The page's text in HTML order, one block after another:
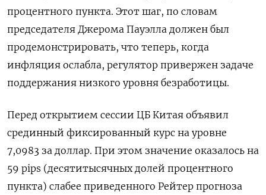
процентного пункта. Этот шаг, по словам
председателя Джерома Пауэлла должен был
продемонстрировать, что теперь, когда
инфляция ослабла, регулятор привержен задаче
поддержания низкого уровня безработицы.
Перед открытием сессии ЦБ Китая объявил
срединный фиксированный курс на уровне
7,0983 за доллар. При этом значение оказалось на
59 pips (десятитысячных долей процентного
пункта) слабее приведенного Рейтер прогноза